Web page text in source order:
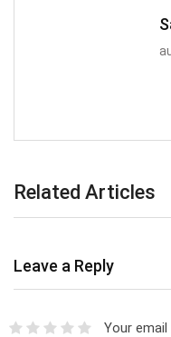
Related Articles
Leave a Reply
Your email